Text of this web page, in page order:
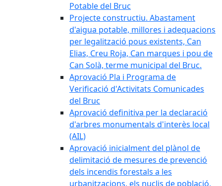
Potable del Bruc
Projecte constructiu. Abastament
d'aigua potable, millores i adequacions
per legalització pous existents, Can
Elias, Creu Roja, Can marques i pou de
Can Solà, terme municipal del Bruc.
Aprovació Pla i Programa de
Verificació d'Activitats Comunicades
del Bruc
Aprovació definitiva per la declaració
d'arbres monumentals d'interès local
(AIL)
Aprovació inicialment del plànol de
delimitació de mesures de prevenció
dels incendis forestals a les
urbanitzacions, els nuclis de població,